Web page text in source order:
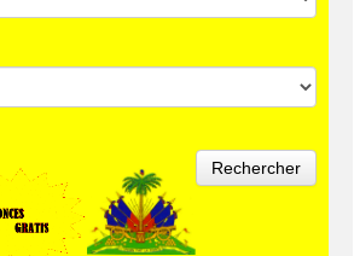
Rechercher